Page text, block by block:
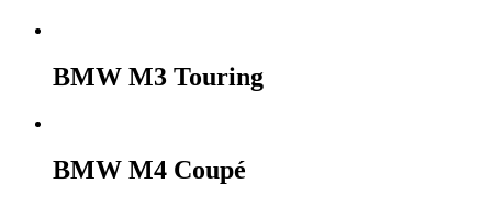
BMW M3 Touring
BMW M4 Coupé